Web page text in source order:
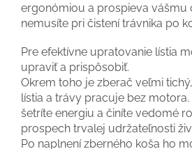
ergonómiou a prospieva vášmu
nemusíte pri čistení trávnika po
Pre efektívne upratovanie lístia
upraviť a prispôsobiť.
Okrem toho je zberač veľmi
lístia a trávy pracuje bez
šetríte energiu a činíte vedomé
prospech trvalej udržateľnosti
Po naplnení zberného koša ho